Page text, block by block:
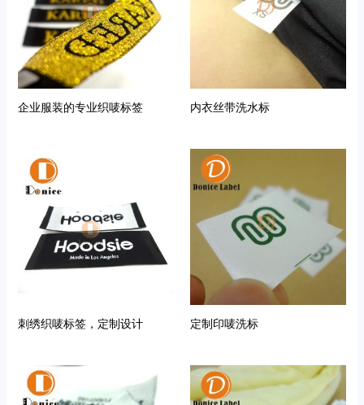
企业服装的专业织唛标签 内衣丝带洗水标
刺绣织唛标签，定制设计 定制印唛洗标